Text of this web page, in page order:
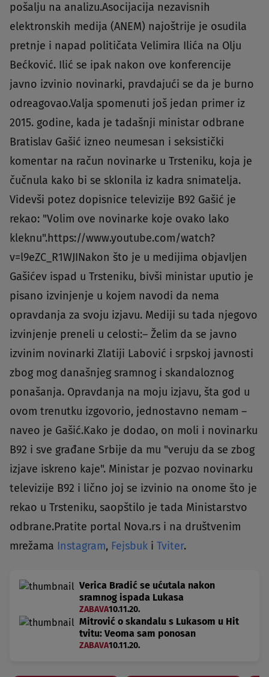
pošalju na analizu.Asocijacija nezavisnih
elektronskih medija (ANEM) najoštrije je osudila
pretnje i napad političata Velimira Ilića na Olju
Bećković. Ilić se ipak nakon ove konferencije
javno izvinio novinarki, pravdajući se da je burno
odreagovao.Valja spomenuti još jedan primer iz
2015. godine, kada je tadašnji ministar odbrane
Bratislav Gašić izneo neumesan i seksistički
komentar na račun novinarke u Trsteniku, koja je
čučnula kako bi se sklonila iz kadra snimatelja.
Videvši potez dopisnice televizije B92 Gašić je
rekao: "Volim ove novinarke koje ovako lako
kleknu".https://www.youtube.com/watch?
v=l9eZC_R1WJINakon što je u medijima objavljen
Gašićev ispad u Trsteniku, bivši ministar uputio je
pisano izvinjenje u kojem navodi da nema
opravdanja za svoju izjavu. Mediji su tada njegovo
izvinjenje preneli u celosti:– Želim da se javno
izvinim novinarki Zlatiji Labović i srpskoj javnosti
zbog mog današnjeg sramnog i skandaloznog
ponašanja. Opravdanja na moju izjavu, šta god u
ovom trenutku izgovorio, jednostavno nemam –
naveo je Gašić.Kako je dodao, on moli i novinarku
B92 i sve građane Srbije da mu "veruju da se zbog
izjave iskreno kaje". Ministar je pozvao novinarku
televizije B92 i lično joj se izvinio na onome što je
rekao u Trsteniku, saopštilo je tada Ministarstvo
odbrane.Pratite portal Nova.rs i na društvenim
mrežama Instagram, Fejsbuk i Tviter.
Verica Bradić se ućutala nakon
sramnog ispada Lukasa
ZABAVA10.11.20.
Mitrović o skandalu s Lukasom u Hit
tvitu: Veoma sam ponosan
ZABAVA10.11.20.